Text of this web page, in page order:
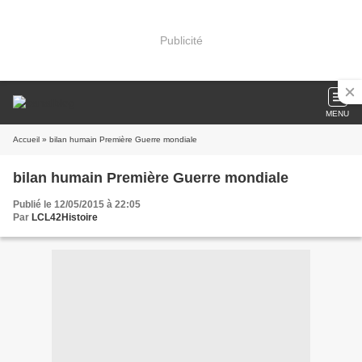
Publicité
MENU
Accueil » bilan humain Première Guerre mondiale
bilan humain Première Guerre mondiale
Publié le 12/05/2015 à 22:05
Par LCL42Histoire